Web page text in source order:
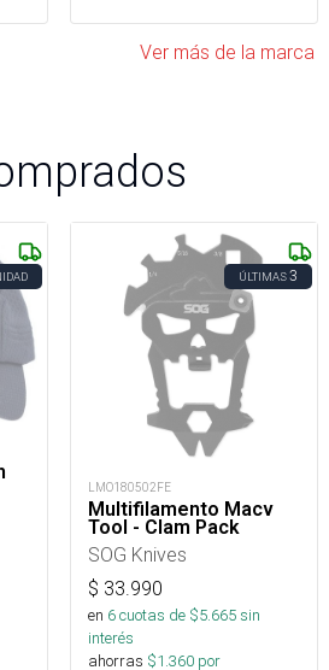
Ver más de la marca
ÚLTIMAS3
LMO180502FE
Multifilamento Macv
Tool - Clam Pack
SOG Knives
$ 33.990
en 6cuotas de $5.665sin
interés
ahorras $1.360 por